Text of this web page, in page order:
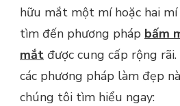
hữu mắt một mí hoặc hai
tìm đến phương pháp bấm
mắt được cung cấp rộng
các phương pháp làm đẹp
chúng tôi tìm hiểu ngay: